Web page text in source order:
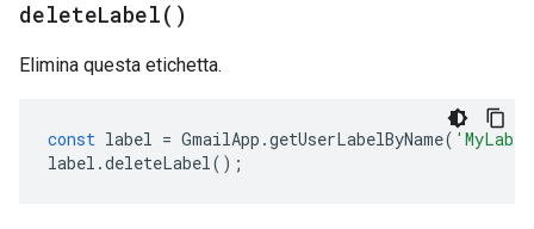
deleteLabel( )
Elimina questa etichetta.
const label = GmailApp .getUserLabelByName(
label .deleteLabel();